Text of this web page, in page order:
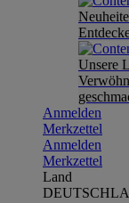
Unsere
Anmelden
Merkzettel
Anmelden
Merkzettel
Land